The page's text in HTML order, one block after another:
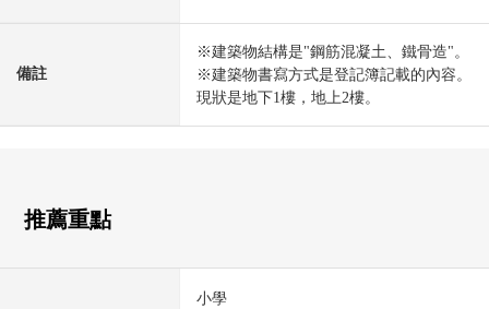
備註
※建築物結構是"鋼筋混凝土、鐵骨造"。
※建築物書寫方式是登記簿記載的內容。
現狀是地下1樓，地上2樓。
推薦重點
小學